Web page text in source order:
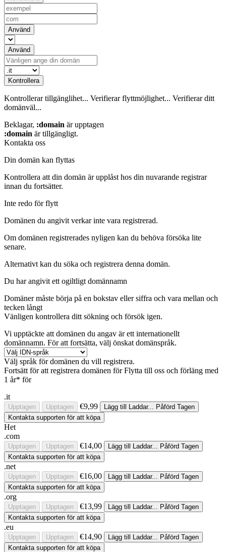
Använd
Använd
Kontrollera
Kontrollerar tillgänglihet... Verifierar flyttmöjlighet... Verifierar ditt
domänväl...
Beklagar, :domain är upptagen
:domain är tillgängligt.
Kontakta oss
Din domän kan flyttas
Kontrollera att din domän är upplåst hos din nuvarande registrar
innan du fortsätter.
Inte redo för flytt
Domänen du angivit verkar inte vara registrerad.
Om domänen registrerades nyligen kan du behöva försöka lite
senare.
Alternativt kan du söka och registrera denna domän.
Du har angivit ett ogiltligt domännamn
Domäner måste börja på en bokstav eller siffra och vara mellan och
tecken långt
Vänligen kontrollera ditt sökning och försök igen.
Vi upptäckte att domänen du angav är ett internationellt
domännamn. För att fortsätta, välj önskat domänspråk.
Välj språk för domänen du vill registrera.
Fortsätt för att registrera domänen för Flytta till oss och förläng med
1 år* för
.it
Upptagen Upptagen €9,99 Lägg till Laddar... Påförd Tagen
Kontakta supporten för att köpa
Het
.com
Upptagen Upptagen €14,00 Lägg till Laddar... Påförd Tagen
Kontakta supporten för att köpa
.net
Upptagen Upptagen €16,00 Lägg till Laddar... Påförd Tagen
Kontakta supporten för att köpa
.org
Upptagen Upptagen €13,99 Lägg till Laddar... Påförd Tagen
Kontakta supporten för att köpa
.eu
Upptagen Upptagen €14,90 Lägg till Laddar... Påförd Tagen
Kontakta supporten för att köpa